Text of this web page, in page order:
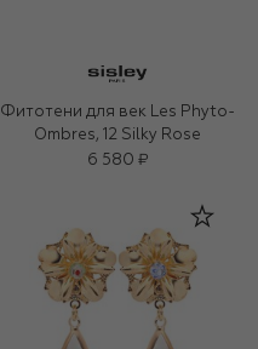
Фитотени для век Les Phyto-
Ombres, 12 Silky Rose
6 580 ₽